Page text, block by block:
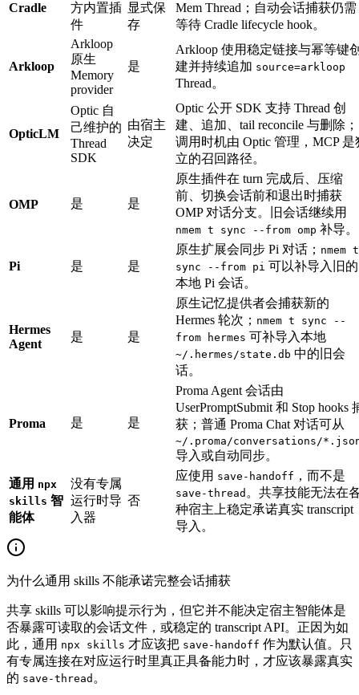
Cradle
方内置插
件
显式保
存
Mem Thread；自动会话捕获仍需
等待 Cradle lifecycle hook。
Arkloop
Arkloop
原生
Memory
provider
是
Arkloop 使用稳定链接与幂等键
建并持续追加 source=arkloop
Thread。
OpticLM
Optic 自
己维护的
Thread
SDK
由宿主
决定
Optic 公开 SDK 支持 Thread 创
建、追加、tail reconcile 与删除；
调用时机由 Optic 管理，MCP 是
立的召回路径。
OMP 是 是
原生插件在 turn 完成后、压缩
前、切换会话前和退出时捕获
OMP 对话分支。旧会话继续用
nmem t sync --from omp 补导。
Pi 是 是
原生扩展会同步 Pi 对话； nmem t
sync --from pi 可以补导入旧的
本地 Pi 会话。
Hermes
Agent
是 是
原生记忆提供者会捕获新的
Hermes 轮次； nmem t sync --
from hermes 可补导入本地
~/.hermes/state.db 中的旧会
话。
Proma 是 是
Proma Agent 会话由
UserPromptSubmit 和 Stop hooks
获；普通 Proma Chat 对话可从
~/.proma/conversations/
导入或自动同步。
通用 npx
skills 智
能体
没有专属
运行时导
入器
否
应使用 save-handoff ，而不是
save-thread 。共享技能无法在
种宿主上稳定承诺真实 transcript
导入。
为什么通用 skills 不能承诺完整会话捕获
共享 skills 可以影响提示行为，但它并不能决定宿主智能体是
否暴露可读取的会话文件，或稳定的 transcript API。正因为如
此，通用 npx skills 才应该把 save-handoff 作为默认值。只
有专属连接在对应运行时里真正具备能力时，才应该暴露真实
的 save-thread 。